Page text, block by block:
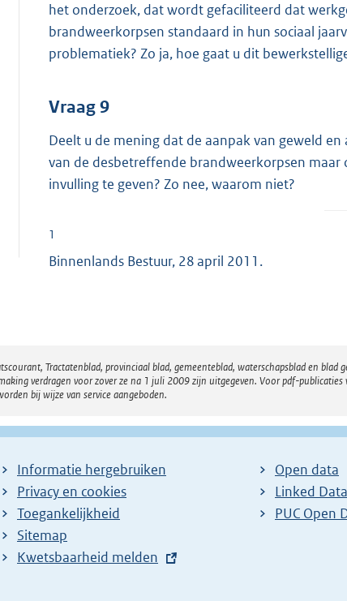
het onderzoek, dat wordt gefaciliteerd dat
brandweerkorpsen standaard in hun sociaal
problematiek? Zo ja, hoe gaat u dit
Vraag 9
Deelt u de mening dat de aanpak van geweld
van de desbetreffende brandweerkorpsen
invulling te geven? Zo nee, waarom niet?
1
Binnenlands Bestuur, 28 april 2011.
Tractatenblad, provinciaal blad, gemeenteblad, waterschapsblad en
verdragen voor zover ze na 1 juli 2009 zijn uitgegeven. Voor pdf-
bij wijze van service aangeboden.
Informatie hergebruiken
Privacy en cookies
Toegankelijkheid
Sitemap
E
Kwetsbaarheid melden
Open data
Linked
PUC Open